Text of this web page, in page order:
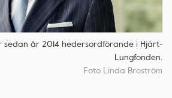
sedan år 2014 hedersordförande i Hjärt-
Lungfonden.
Foto Linda Broström